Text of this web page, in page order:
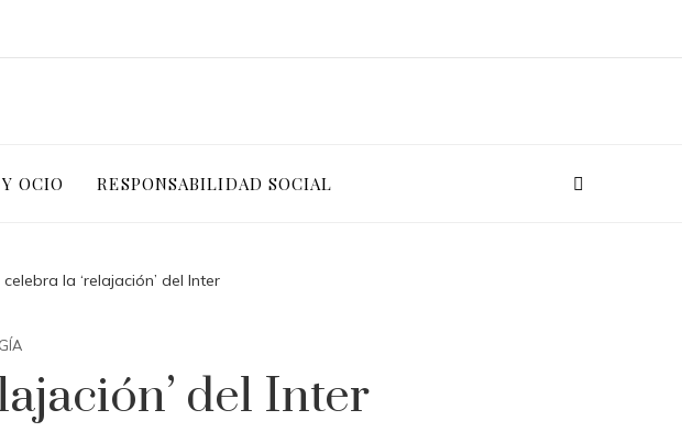
OCIO RESPONSABILIDAD SOCIAL
la ‘relajación’ del Inter
del Inter